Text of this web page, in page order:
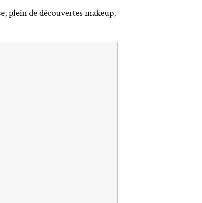
plein de découvertes makeup,